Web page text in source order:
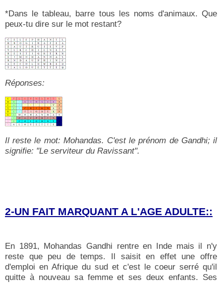
*Dans le tableau, barre tous les noms d'animaux. Que
peux-tu dire sur le mot restant?
Réponses:
Il reste le mot: Mohandas. C'est le prénom de Gandhi; il
signifie: "Le serviteur du Ravissant".
2-UN FAIT MARQUANT A L'AGE ADULTE::
En 1891, Mohandas Gandhi rentre en Inde mais il n'y
reste que peu de temps. Il saisit en effet une offre
d'emploi en Afrique du sud et c'est le coeur serré qu'il
quitte à nouveau sa femme et ses deux enfants. Ses